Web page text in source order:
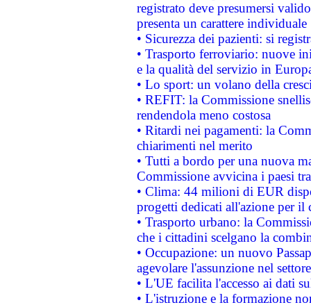
registrato deve presumersi
presenta un carattere individuale
• Sicurezza dei pazienti: si
• Trasporto ferroviario: nuove
e la qualità del servizio in
• Lo sport: un volano della
• REFIT: la Commissione
rendendola meno costosa
• Ritardi nei pagamenti: la
chiarimenti nel merito
• Tutti a bordo per una nuova
Commissione avvicina i paesi
• Clima: 44 milioni di EUR
progetti dedicati all'azione per il
• Trasporto urbano: la
che i cittadini scelgano la
• Occupazione: un nuovo
agevolare l'assunzione nel
• L'UE facilita l'accesso ai dati
• L'istruzione e la formazione